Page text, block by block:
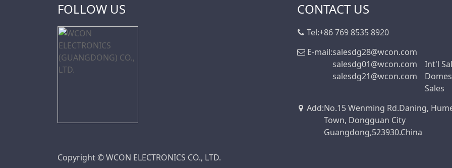
FOLLOW US
Copyright © WCON ELECTRONICS CO., LTD.
CONTACT US
Tel:+86 769 8535 8920
E-mail:salesdg28@wcon.com
salesdg01@wcon.com
Int'l
salesdg21@wcon.com
Sales
Add:No.15 Wenming Rd.Daning,
Town, Dongguan City
Guangdong,523930.China